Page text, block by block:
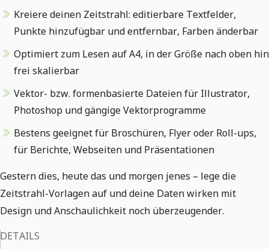
Kreiere deinen Zeitstrahl: editierbare Textfelder,
Punkte hinzufügbar und entfernbar, Farben änderbar
Optimiert zum Lesen auf A4, in der Größe nach oben hin
frei skalierbar
Vektor- bzw. formenbasierte Dateien für Illustrator,
Photoshop und gängige Vektorprogramme
Bestens geeignet für Broschüren, Flyer oder Roll-ups,
für Berichte, Webseiten und Präsentationen
Gestern dies, heute das und morgen jenes – lege die
Zeitstrahl-Vorlagen auf und deine Daten wirken mit
Design und Anschaulichkeit noch überzeugender.
DETAILS